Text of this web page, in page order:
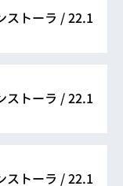
ストーラ / 22.1
ストーラ / 22.1
ストーラ / 22.1